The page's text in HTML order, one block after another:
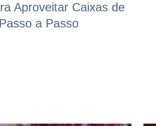
Aproveitar Caixas de
a Passo